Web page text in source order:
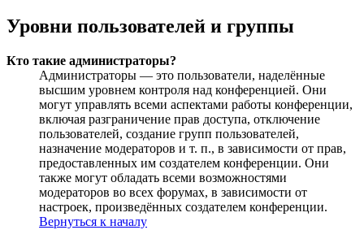
Уровни пользователей и группы
Кто такие администраторы?
Администраторы — это пользователи, наделённые
высшим уровнем контроля над конференцией. Они
могут управлять всеми аспектами работы конференции,
включая разграничение прав доступа, отключение
пользователей, создание групп пользователей,
назначение модераторов и т. п., в зависимости от прав,
предоставленных им создателем конференции. Они
также могут обладать всеми возможностями
модераторов во всех форумах, в зависимости от
настроек, произведённых создателем конференции.
Вернуться к началу